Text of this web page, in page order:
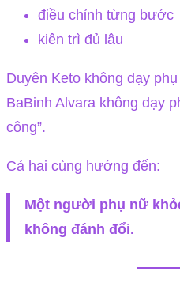
điều chỉnh từng bước
kiên trì đủ lâu
Duyên Keto không dạy
BaBinh Alvara không dạy
công”.
Cả hai cùng hướng đến:
Một người phụ nữ
không đánh đổi.